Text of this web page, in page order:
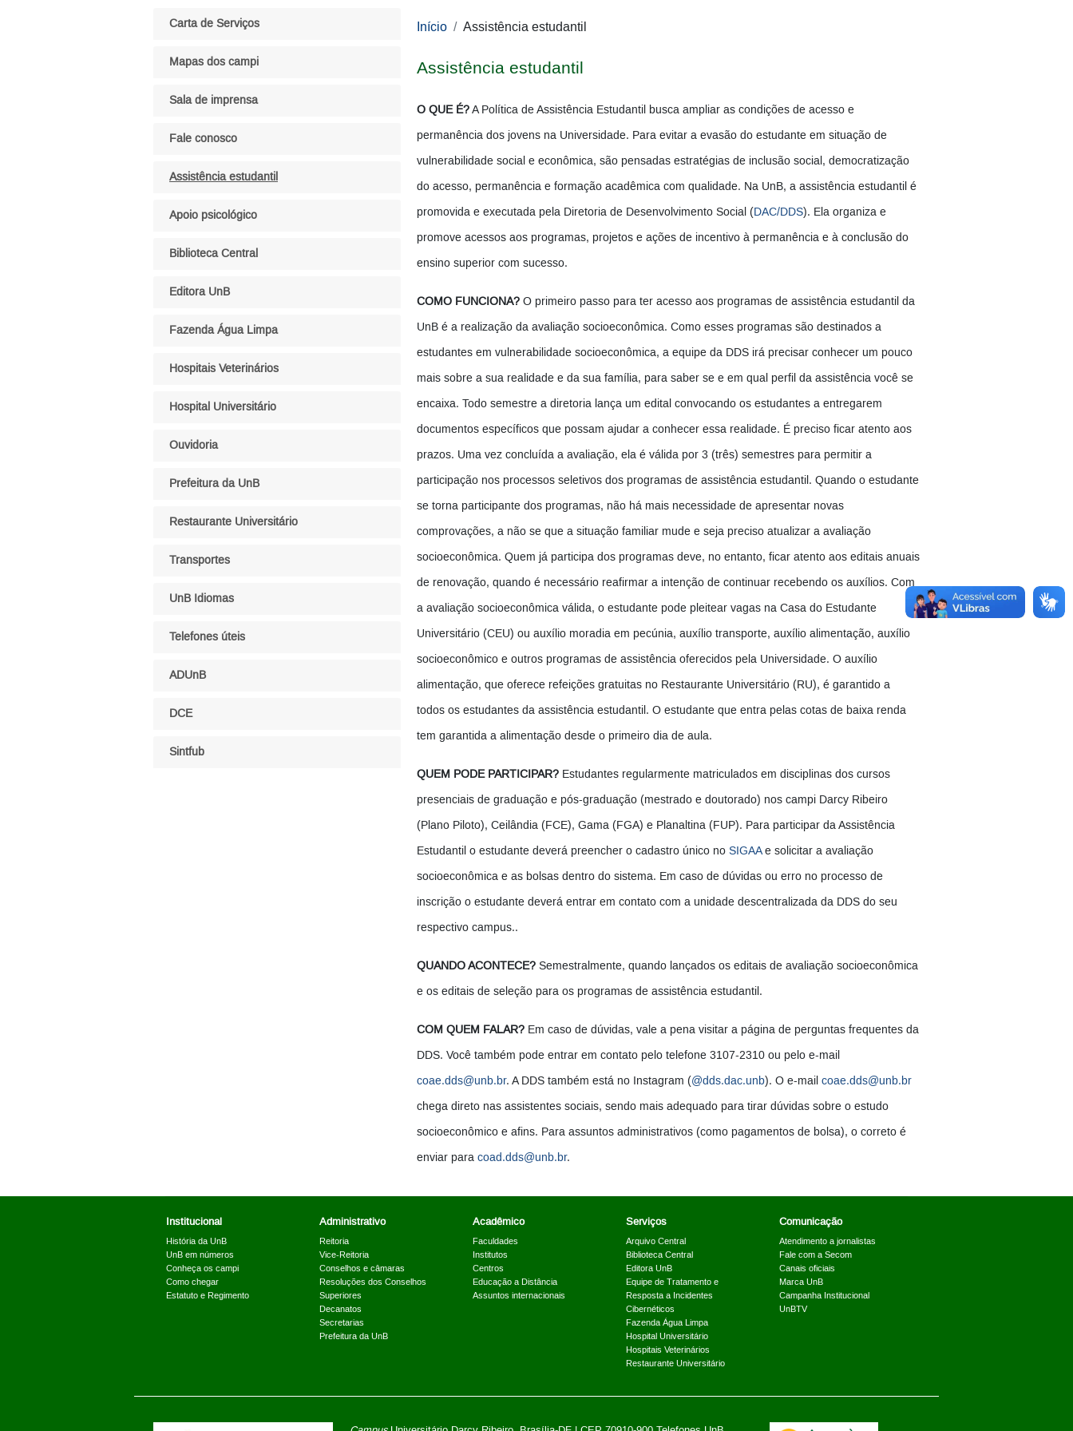
Carta de Serviços
Mapas dos campi
Sala de imprensa
Fale conosco
Assistência estudantil
Apoio psicológico
Biblioteca Central
Editora UnB
Fazenda Água Limpa
Hospitais Veterinários
Hospital Universitário
Ouvidoria
Prefeitura da UnB
Restaurante Universitário
Transportes
UnB Idiomas
Telefones úteis
ADUnB
DCE
Sintfub
Início Assistência estudantil
Assistência estudantil
O QUE É?A Política de Assistência Estudantil busca ampliar as condições de acesso e
permanência dos jovens na Universidade. Para evitar a evasão do estudante em situação de
vulnerabilidade social e econômica, são pensadas estratégias de inclusão social, democratização
do acesso, permanência e formação acadêmica com qualidade. Na UnB, a assistência estudantil é
promovida e executada pela Diretoria de Desenvolvimento Social (DAC/DDS). Ela organiza e
promove acessos aos programas, projetos e ações de incentivo à permanência e à conclusão do
ensino superior com sucesso.
COMO FUNCIONA?O primeiro passo para ter acesso aos programas de assistência estudantil da
UnB é a realização da avaliação socioeconômica. Como esses programas são destinados a
estudantes em vulnerabilidade socioeconômica, a equipe da DDS irá precisar conhecer um pouco
mais sobre a sua realidade e da sua família, para saber se e em qual perfil da assistência você se
encaixa. Todo semestre a diretoria lança um edital convocando os estudantes a entregarem
documentos específicos que possam ajudar a conhecer essa realidade. É preciso ficar atento aos
prazos. Uma vez concluída a avaliação, ela é válida por 3 (três) semestres para permitir a
participação nos processos seletivos dos programas de assistência estudantil. Quando o estudante
se torna participante dos programas, não há mais necessidade de apresentar novas
comprovações, a não se que a situação familiar mude e seja preciso atualizar a avaliação
socioeconômica. Quem já participa dos programas deve, no entanto, ficar atento aos editais anuais
de renovação, quando é necessário reafirmar a intenção de continuar recebendo os auxílios. Com
a avaliação socioeconômica válida, o estudante pode pleitear vagas na Casa do Estudante
Universitário (CEU) ou auxílio moradia em pecúnia, auxílio transporte, auxílio alimentação, auxílio
socioeconômico e outros programas de assistência oferecidos pela Universidade. O auxílio
alimentação, que oferece refeições gratuitas no Restaurante Universitário (RU), é garantido a
todos os estudantes da assistência estudantil. O estudante que entra pelas cotas de baixa renda
tem garantida a alimentação desde o primeiro dia de aula.
QUEM PODE PARTICIPAR?Estudantes regularmente matriculados em disciplinas dos cursos
presenciais de graduação e pós-graduação (mestrado e doutorado) nos campi Darcy Ribeiro
(Plano Piloto), Ceilândia (FCE), Gama (FGA) e Planaltina (FUP). Para participar da Assistência
Estudantil o estudante deverá preencher o cadastro único no SIGAAe solicitar a avaliação
socioeconômica e as bolsas dentro do sistema. Em caso de dúvidas ou erro no processo de
inscrição o estudante deverá entrar em contato com a unidade descentralizada da DDS do seu
respectivo campus..
QUANDO ACONTECE?Semestralmente, quando lançados os editais de avaliação socioeconômica
e os editais de seleção para os programas de assistência estudantil.
COM QUEM FALAR?Em caso de dúvidas, vale a pena visitar a página de perguntas frequentes da
DDS. Você também pode entrar em contato pelo telefone 3107-2310 ou pelo e-mail
coae.dds@unb.br. A DDS também está no Instagram (@dds.dac.unb). O e-mail coae.dds@unb.br
chega direto nas assistentes sociais, sendo mais adequado para tirar dúvidas sobre o estudo
socioeconômico e afins. Para assuntos administrativos (como pagamentos de bolsa), o correto é
enviar para coad.dds@unb.br.
Institucional
História da UnB
UnB em números
Conheça os campi
Como chegar
Estatuto e Regimento
Administrativo
Reitoria
Vice-Reitoria
Conselhos e câmaras
Resoluções dos Conselhos
Superiores
Decanatos
Secretarias
Prefeitura da UnB
Acadêmico
Faculdades
Institutos
Centros
Educação a Distância
Assuntos internacionais
Serviços
Arquivo Central
Biblioteca Central
Editora UnB
Equipe de Tratamento e
Resposta a Incidentes
Cibernéticos
Fazenda Água Limpa
Hospital Universitário
Hospitais Veterinários
Restaurante Universitário
Comunicação
Atendimento a jornalistas
Fale com a Secom
Canais oficiais
Marca UnB
Campanha Institucional
UnBTV